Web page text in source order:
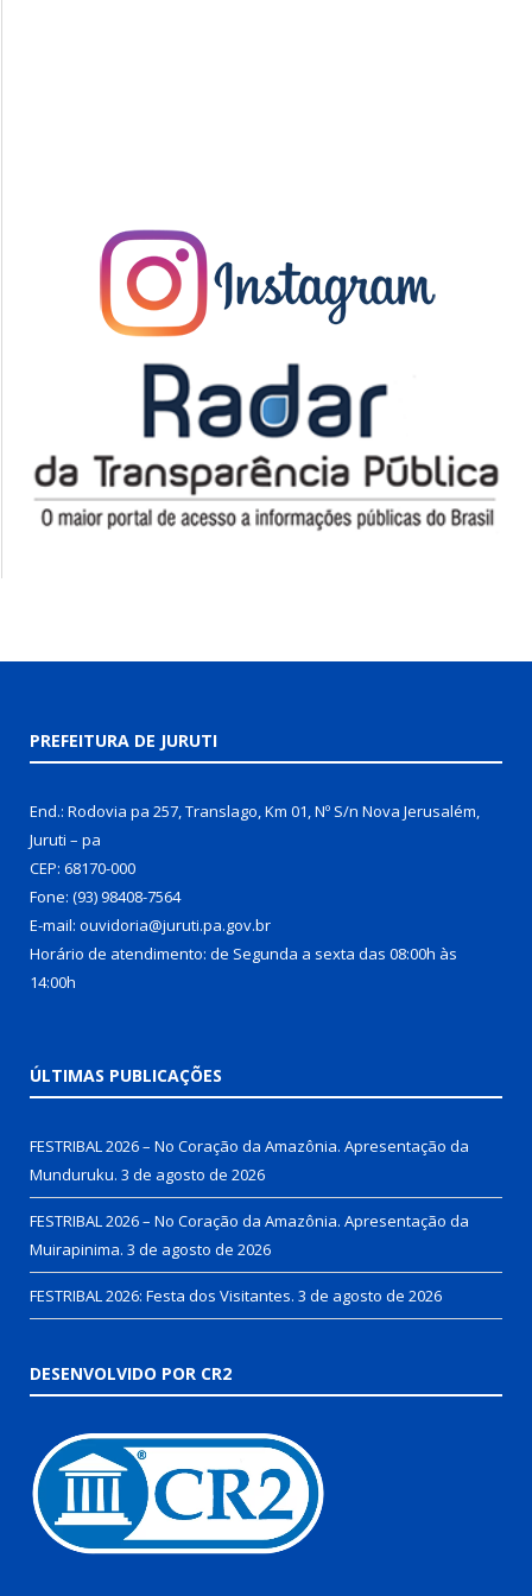
PREFEITURA DE JURUTI
End.: Rodovia pa 257, Translago, Km 01, Nº S/n Nova Jerusalém,
Juruti – pa
CEP: 68170-000
Fone: (93) 98408-7564
E-mail: ouvidoria@juruti.pa.gov.br
Horário de atendimento: de Segunda a sexta das 08:00h às
14:00h
ÚLTIMAS PUBLICAÇÕES
FESTRIBAL 2026 – No Coração da Amazônia. Apresentação da
Munduruku. 3 de agosto de 2026
FESTRIBAL 2026 – No Coração da Amazônia. Apresentação da
Muirapinima. 3 de agosto de 2026
FESTRIBAL 2026: Festa dos Visitantes. 3 de agosto de 2026
DESENVOLVIDO POR CR2